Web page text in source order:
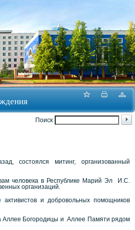
Поиск
состоялся митинг, организованный
человека в Республике Марий Эл
И.С.
организаций.
и добровольных помощников
Аллее Богородицы и
Аллее Памяти рядом